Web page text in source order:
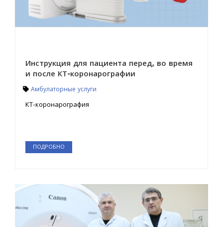
Инструкция для пациента перед, во время
и после КТ-коронарографии
Амбулаторные услуги
КТ-коронарография
ПОДРОБНО